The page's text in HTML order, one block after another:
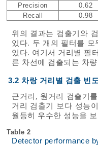
Precision
0.62
Recall
0.98
위의 결과는 검출기와
있다. 두 개의 필터를 모
있다. 여기서 거리별 필
른 차선에 검출되는 차
3.2 차랑 거리별 검출 빈
근거리, 원거리 검출기
거리 검출기 보다 성능
월등히 우수한 성능을
Table 2
Detector performance